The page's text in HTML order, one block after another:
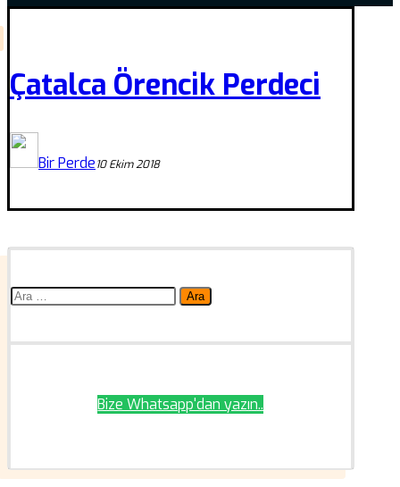
Çatalca Örencik Perdeci
Bir Perde10 Ekim 2018
Arama:
Bize Whatsapp'dan yazın..